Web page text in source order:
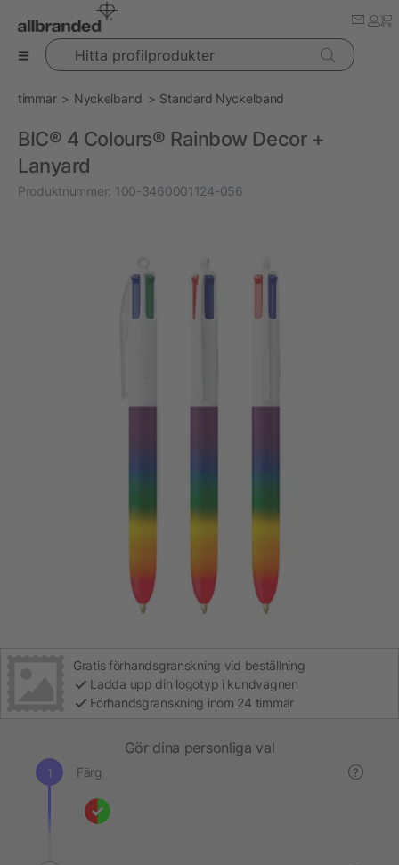
Hitta profilprodukter
timmar Nyckelband Standard Nyckelband
BIC® 4 Colours® Rainbow Decor +
Lanyard
Produktnummer: 100-3460001124-056
Gratis förhandsgranskning vid beställning
Ladda upp din logotyp i kundvagnen
Förhandsgranskning inom 24 timmar
Gör dina personliga val
Färg ?